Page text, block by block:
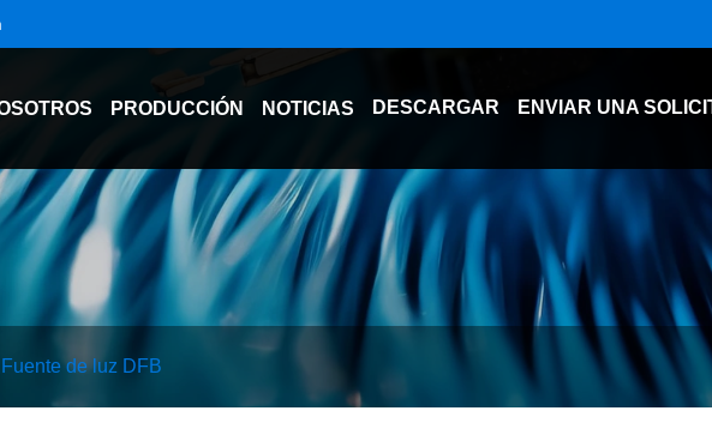
PRODUCCIÓN NOTICIAS DESCARGAR ENVIAR UNA
Fuente de luz DFB